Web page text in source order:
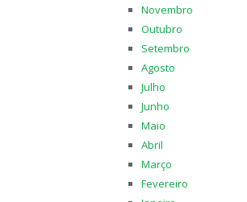
Novembro
Outubro
Setembro
Agosto
Julho
Junho
Maio
Abril
Março
Fevereiro